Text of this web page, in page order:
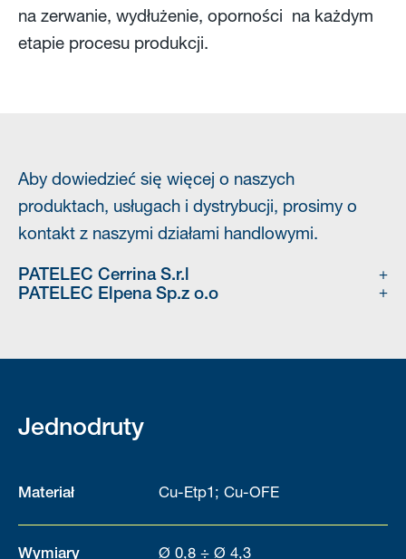
na zerwanie, wydłużenie, oporności na każdym
etapie procesu produkcji.
Aby dowiedzieć się więcej o naszych
produktach, usługach i dystrybucji, prosimy o
kontakt z naszymi działami handlowymi.
PATELEC Cerrina S.r.l
PATELEC Elpena Sp.z o.o
Jednodruty
Materiał Cu-Etp1; Cu-OFE
Wymiary Ø 0,8 ÷ Ø 4,3